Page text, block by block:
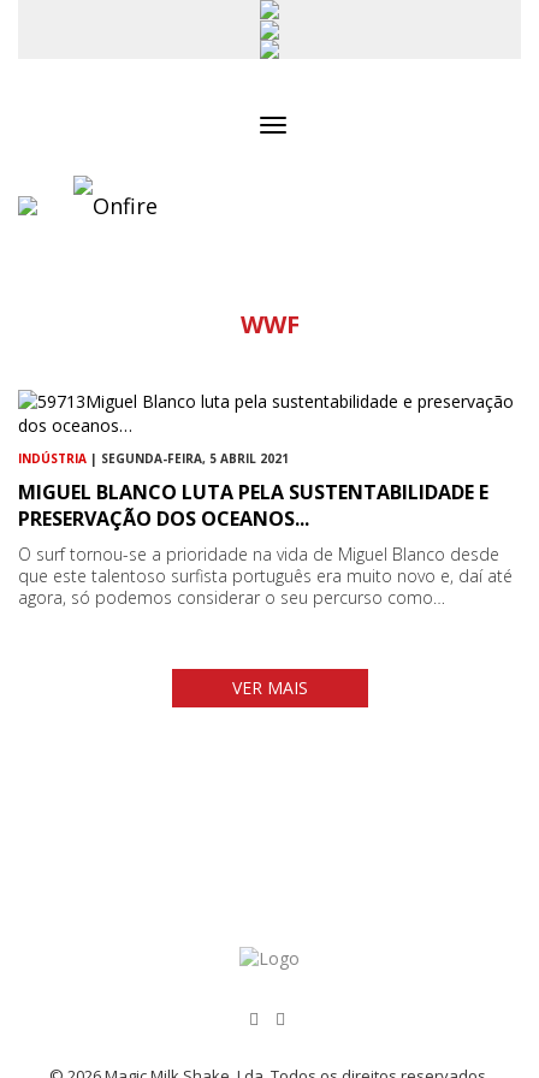
WWF
INDÚSTRIA | SEGUNDA-FEIRA, 5 ABRIL 2021
MIGUEL BLANCO LUTA PELA SUSTENTABILIDADE E
PRESERVAÇÃO DOS OCEANOS...
O surf tornou-se a prioridade na vida de Miguel Blanco desde
que este talentoso surfista português era muito novo e, daí até
agora, só podemos considerar o seu percurso como…
VER MAIS